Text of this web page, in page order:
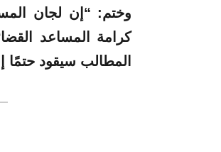
وختم: “إن لجان
كرامة المساعد
المطالب سيقود حتمًا